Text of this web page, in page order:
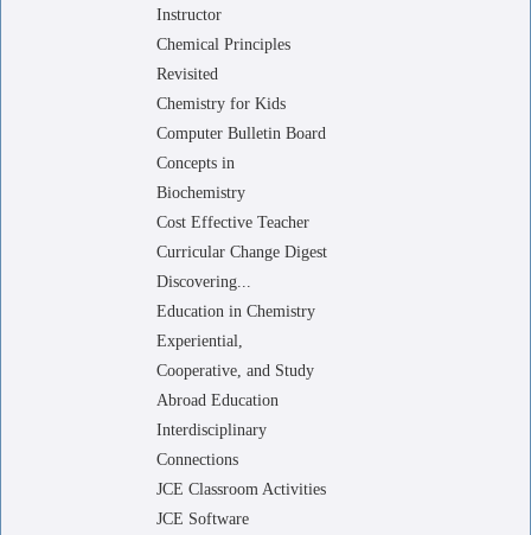
Instructor
Chemical Principles
Revisited
Chemistry for Kids
Computer Bulletin Board
Concepts in
Biochemistry
Cost Effective Teacher
Curricular Change Digest
Discovering...
Education in Chemistry
Experiential,
Cooperative, and Study
Abroad Education
Interdisciplinary
Connections
JCE Classroom Activities
JCE Software